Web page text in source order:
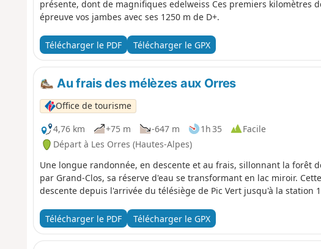
présente, dont de magnifiques edelweiss Ces premiers kilomètres
épreuve vos jambes avec ses 1250 m de D+.
Télécharger le PDF Télécharger le GPX
Au frais des mélèzes aux Orres
Office de tourisme
4,76 km
+75 m -647 m 1h 35
Facile
Départ à Les Orres (Hautes-Alpes)
Une longue randonnée, en descente et au frais, sillonnant la forêt
par Grand-Clos, sa réserve d'eau se transformant en lac miroir.
descente depuis l'arrivée du télésiège de Pic Vert jusqu'à la station
Télécharger le PDF Télécharger le GPX